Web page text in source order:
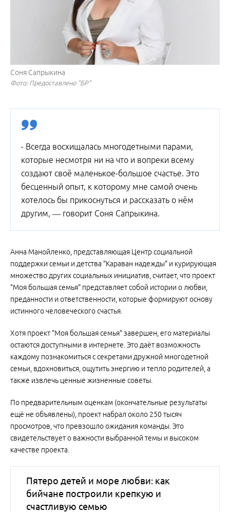
Соня Сапрыкина
Фото: Предоставлено "БР"
- Всегда восхищалась многодетными парами,
которые несмотря ни на что и вопреки всему
создают своё маленькое-большое счастье. Это
бесценный опыт, к которому мне самой очень
хотелось бы прикоснуться и рассказать о нём
другим, — говорит Соня Сапрыкина.
Анна Манойленко, представляющая Центр социальной
поддержки семьи и детства "Караван надежды" и курирующая
множество других социальных инициатив, считает, что проект
"Моя большая семья" представляет собой истории о любви,
преданности и ответственности, которые формируют основу
истинного человеческого счастья.
Хотя проект "Моя большая семья" завершен, его материалы
остаются доступными в интернете. Это даёт возможность
каждому познакомиться с секретами дружной многодетной
семьи, вдохновиться, ощутить энергию и тепло родителей, а
также извлечь ценные жизненные советы.
По предварительным оценкам (окончательные результаты
ещё не объявлены), проект набрал около 250 тысяч
просмотров, что превзошло ожидания команды. Это
свидетельствует о важности выбранной темы и высоком
качестве проекта.
Пятеро детей и море любви: как
бийчане построили крепкую и
счастливую семью